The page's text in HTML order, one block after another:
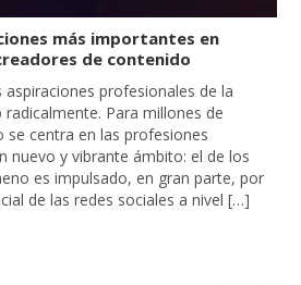
más importantes en
de contenido
aspiraciones profesionales de la
Para millones de
se centra en las profesiones
nuevo y vibrante ámbito: el de los
es impulsado, en gran parte, por
de las redes sociales a nivel […]